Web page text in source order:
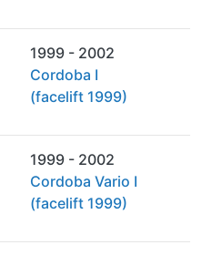
1999 - 2002
Cordoba I
(facelift 1999)
1999 - 2002
Cordoba Vario I
(facelift 1999)